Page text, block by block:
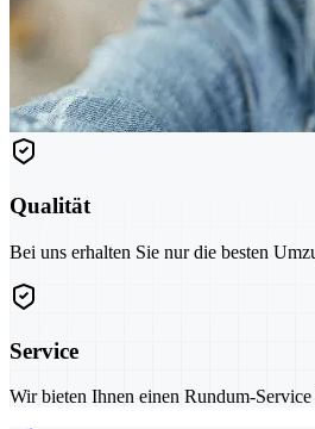
Qualität
Bei uns erhalten Sie nur die besten
Service
Wir bieten Ihnen einen Rundum-